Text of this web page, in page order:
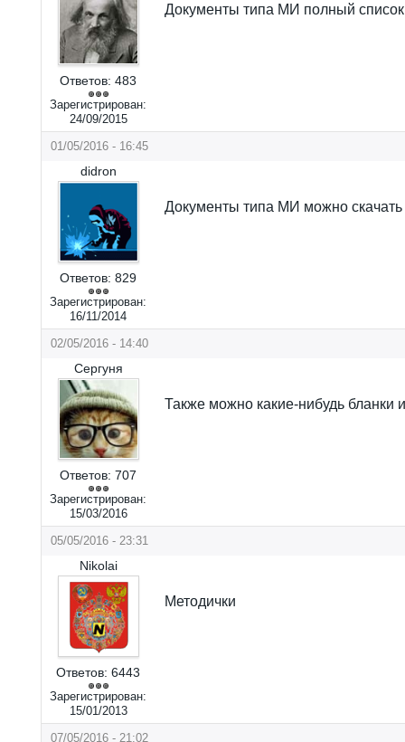
Ответов: 483
Зарегистрирован:
24/09/2015
Документы типа МИ полный
01/05/2016 - 16:45
didron
Ответов: 829
Зарегистрирован:
16/11/2014
Документы типа МИ можно скачать
02/05/2016 - 14:40
Сергуня
Ответов: 707
Зарегистрирован:
15/03/2016
Также можно какие-нибудь
05/05/2016 - 23:31
Nikolai
Ответов: 6443
Зарегистрирован:
15/01/2013
Методички
07/05/2016 - 21:02